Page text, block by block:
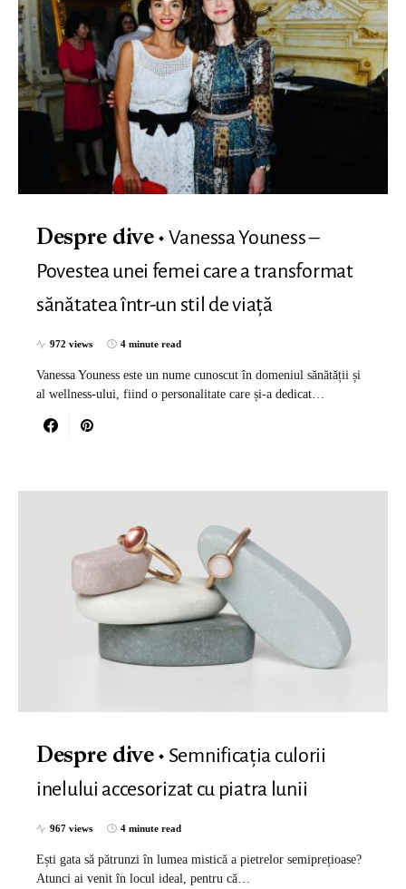
Despre dive
Vanessa Youness –
Povestea unei femei care a transformat
sănătatea într-un stil de viață
972 views 4 minute read
Vanessa Youness este un nume cunoscut în domeniul sănătății și
al wellness-ului, fiind o personalitate care și-a dedicat…
Despre dive
Semnificația culorii
inelului accesorizat cu piatra lunii
967 views 4 minute read
Ești gata să pătrunzi în lumea mistică a pietrelor semiprețioase?
Atunci ai venit în locul ideal, pentru că…